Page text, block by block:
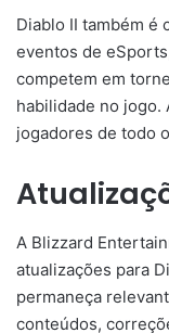
Diablo II também é
eventos de
competem em
habilidade no jogo.
jogadores de todo
A Blizzard
atualizações para
permaneça
conteúdos,